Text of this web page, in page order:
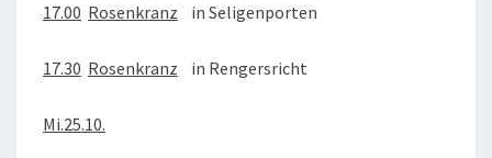
17.00 Rosenkranz in Seligenporten
17.30 Rosenkranz in Rengersricht
Mi.25.10.